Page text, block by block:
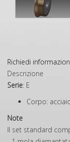
Richiedi
Descrizione
Serie: E
Corpo:
Note
Il set standard